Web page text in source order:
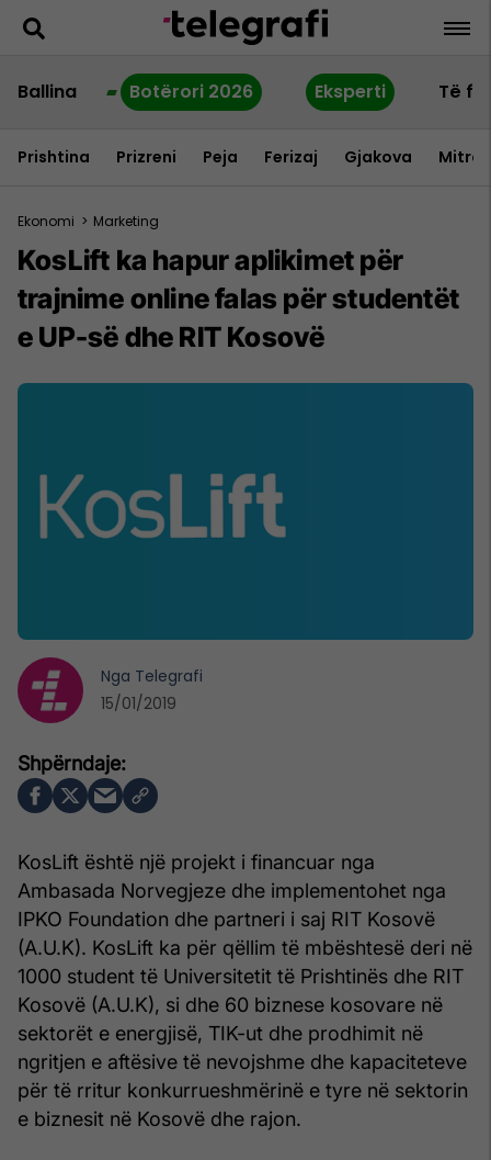
Ballina Botërori 2026 Eksperti Të
Prishtina Prizreni Peja Ferizaj Gjakova
Ekonomi > Marketing
KosLift ka hapur aplikimet për
trajnime online falas për studentët
e UP-së dhe RIT Kosovë
KosLift është një projekt i financuar nga
Ambasada Norvegjeze dhe implementohet nga
IPKO Foundation dhe partneri i saj RIT Kosovë
(A.U.K). KosLift ka për qëllim të mbështesë deri në
1000 student të Universitetit të Prishtinës dhe RIT
Kosovë (A.U.K), si dhe 60 biznese kosovare në
sektorët e energjisë, TIK-ut dhe prodhimit në
ngritjen e aftësive të nevojshme dhe kapaciteteve
për të rritur konkurrueshmërinë e tyre në sektorin
e biznesit në Kosovë dhe rajon.
Nga Telegrafi
15/01/2019